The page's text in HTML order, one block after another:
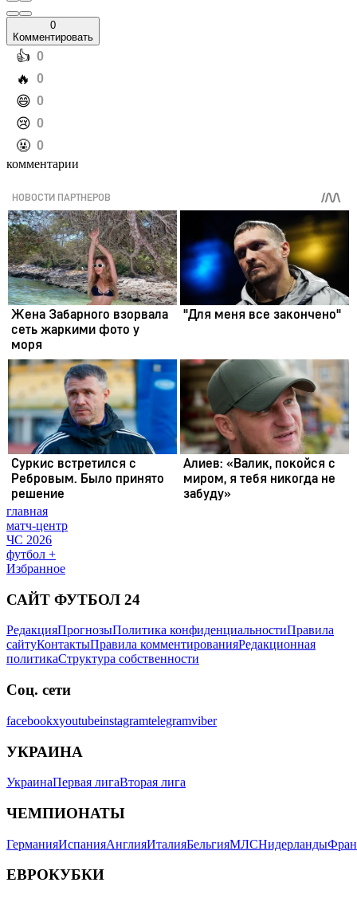
0
Комментировать
️👍 0
️🔥 0
️😄 0
️😢 0
️🤬 0
комментарии
главная
матч-центр
ЧС 2026
футбол +
Избранное
САЙТ ФУТБОЛ 24
РедакцияПрогнозыПолитика конфиденциальностиПравила
сайтуКонтактыПравила комментированияРедакционная
политикаСтруктура собственности
Соц. сети
facebookxyoutubeinstagramtelegramviber
УКРАИНА
УкраинаПервая лигаВторая лига
ЧЕМПИОНАТЫ
ГерманияИспанияАнглияИталияБельгияМЛСНидерланды
ЕВРОКУБКИ